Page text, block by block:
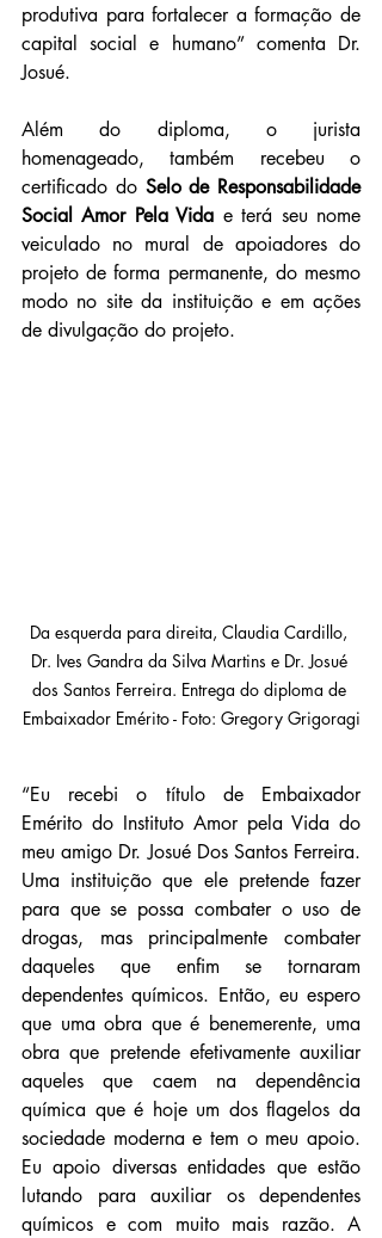
produtiva para fortalecer a formação de
capital social e humano” comenta Dr.
Josué.
Além do diploma, o jurista
homenageado, também recebeu o
certificado do Selo de Responsabilidade
Social Amor Pela Vida e terá seu nome
veiculado no mural de apoiadores do
projeto de forma permanente, do mesmo
modo no site da instituição e em ações
de divulgação do projeto.
Da esquerda para direita, Claudia Cardillo,
Dr. Ives Gandra da Silva Martins e Dr. Josué
dos Santos Ferreira. Entrega do diploma de
Embaixador Emérito - Foto: Gregory Grigoragi
“Eu recebi o título de Embaixador
Emérito do Instituto Amor pela Vida do
meu amigo Dr. Josué Dos Santos Ferreira.
Uma instituição que ele pretende fazer
para que se possa combater o uso de
drogas, mas principalmente combater
daqueles que enfim se tornaram
dependentes químicos. Então, eu espero
que uma obra que é benemerente, uma
obra que pretende efetivamente auxiliar
aqueles que caem na dependência
química que é hoje um dos flagelos da
sociedade moderna e tem o meu apoio.
Eu apoio diversas entidades que estão
lutando para auxiliar os dependentes
químicos e com muito mais razão. A